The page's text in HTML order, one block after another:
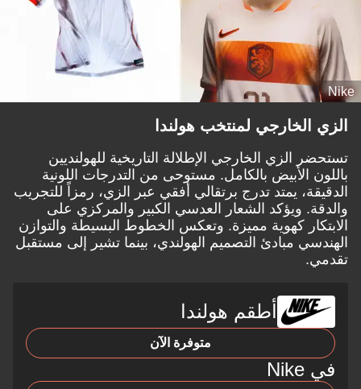
Nike
الزي الخارجي لمنتخب هولندا
تستحضر الزي الخارجي الإطلالة التاريخية للهولنديين
باللون الأبيض بالكامل. مستوحى من التدرجات اللونية
الدقيقة، يمتد تدرج برتقالي أفقي عبر الزي، رمزاً للتجريب
والدقة. ويؤكد الشعار العدسي الكبير والمركزي على
الابتكار كهوية مميزة. وتعكس الخطوط البسيطة والتوازن
الهندسي مبادئ التصميم الهولندي، بينما تشير إلى مستقبل
تقدمي.
أطقم هولندا
متوفرة الآن
في Nike